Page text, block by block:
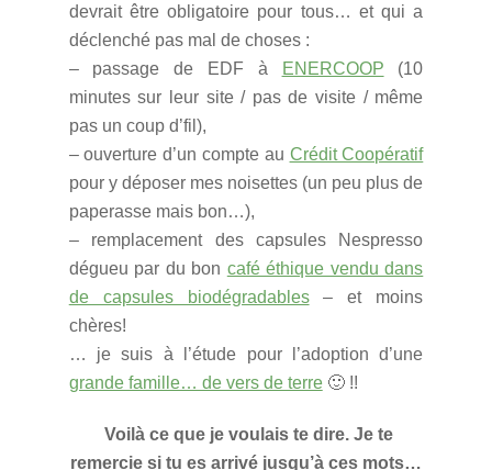
devrait être obligatoire pour tous… et qui a
déclenché pas mal de choses :
– passage de EDF à
ENERCOOP (10
minutes sur leur site / pas de visite / même
pas un coup d’fil),
– ouverture d’un compte au Crédit Coopératif
pour y déposer mes noisettes (un peu plus de
paperasse mais bon…),
– remplacement des capsules Nespresso
dégueu par du bon café éthique vendu dans
de capsules biodégradables– et moins
chères!
… je suis à l’étude pour l’adoption d’une
grande famille… de vers de terre🙂 !!
Voilà ce que je voulais te dire. Je te
remercie si tu es arrivé jusqu’à ces mots…